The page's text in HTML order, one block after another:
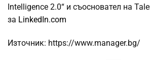
Intelligence 2.0“ и съосновател на
за LinkedIn.com
Източник: https://www.manager.bg/